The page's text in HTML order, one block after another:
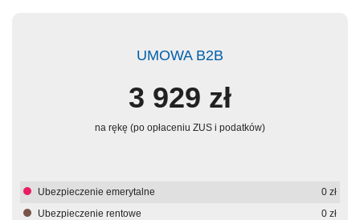
UMOWA B2B
3 929 zł
na rękę (po opłaceniu ZUS i podatków)
Ubezpieczenie emerytalne 0 zł
Ubezpieczenie rentowe
0 zł